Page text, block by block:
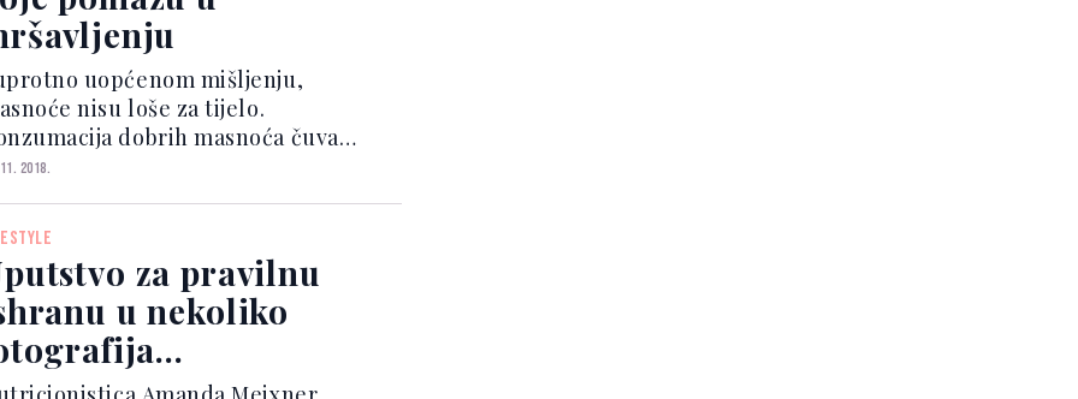
uopćenom mišljenju,
nisu loše za tijelo.
dobrih masnoća čuva
potiče apsorpciju hranjivih
kalorija. Evo koje vrste
hrane možete jesti čak i kada...
2018.
za pravilnu
u nekoliko